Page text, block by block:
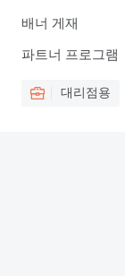
배너 게재
파트너 프로그램
대리점용